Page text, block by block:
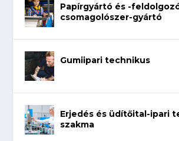
Papírgyártó és -
csomagolószer-gyártó
Gumiipari technikus
Erjedés és üdítőital-ipari
szakma